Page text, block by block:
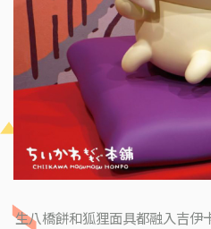
生八橋餅和狐狸面具都融入吉伊